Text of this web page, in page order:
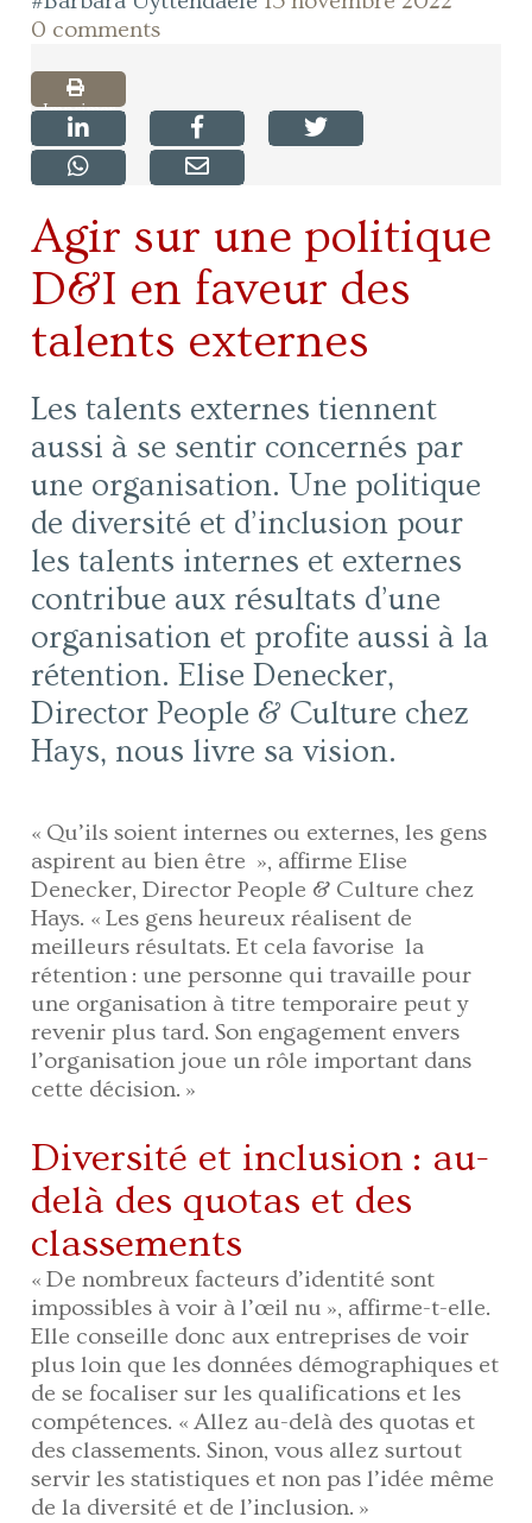
0 comments
Imprimer
Agir sur une politique
D&I en faveur des
talents externes
Les talents externes tiennent
aussi à se sentir concernés par
une organisation. Une politique
de diversité et d’inclusion pour
les talents internes et externes
contribue aux résultats d’une
organisation et profite aussi à la
rétention. Elise Denecker,
Director People & Culture chez
Hays, nous livre sa vision.
« Qu’ils soient internes ou externes, les gens
aspirent au bien être », affirme Elise
Denecker, Director People & Culture chez
Hays. « Les gens heureux réalisent de
meilleurs résultats. Et cela favorise la
rétention : une personne qui travaille pour
une organisation à titre temporaire peut y
revenir plus tard. Son engagement envers
l’organisation joue un rôle important dans
cette décision. »
Diversité et inclusion : au-
delà des quotas et des
classements
« De nombreux facteurs d’identité sont
impossibles à voir à l’œil nu », affirme-t-elle.
Elle conseille donc aux entreprises de voir
plus loin que les données démographiques et
de se focaliser sur les qualifications et les
compétences. « Allez au-delà des quotas et
des classements. Sinon, vous allez surtout
servir les statistiques et non pas l’idée même
de la diversité et de l’inclusion. »